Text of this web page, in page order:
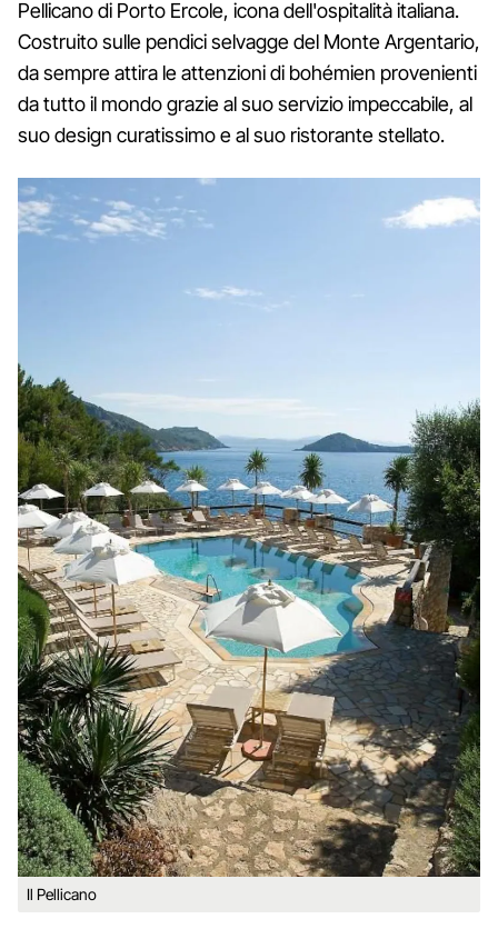
Pellicano di Porto Ercole, icona dell'ospitalità italiana.
Costruito sulle pendici selvagge del Monte Argentario,
da sempre attira le attenzioni di bohémien provenienti
da tutto il mondo grazie al suo servizio impeccabile, al
suo design curatissimo e al suo ristorante stellato.
Il Pellicano